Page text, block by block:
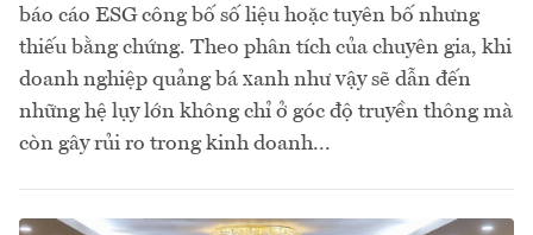
báo cáo ESG công bố số liệu hoặc tuyên bố nhưng
thiếu bằng chứng. Theo phân tích của chuyên gia, khi
doanh nghiệp quảng bá xanh như vậy sẽ dẫn đến
những hệ lụy lớn không chỉ ở góc độ truyền thông mà
còn gây rủi ro trong kinh doanh...